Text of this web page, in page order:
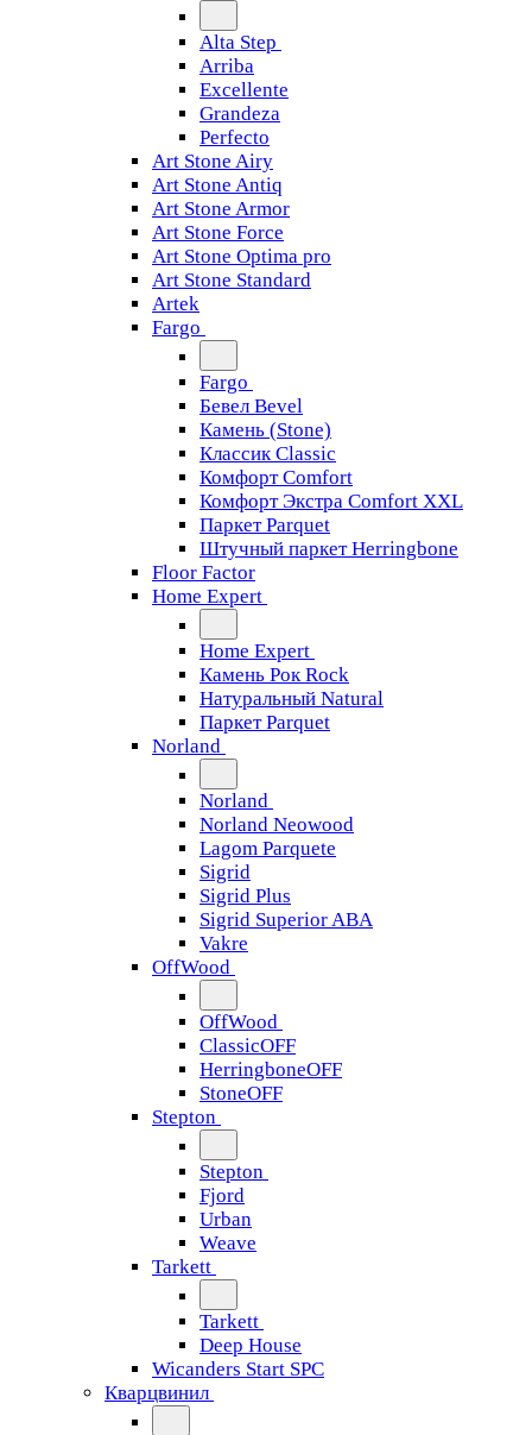
Alta Step
Arriba
Excellente
Grandeza
Perfecto
Art Stone Airy
Art Stone Antiq
Art Stone Armor
Art Stone Force
Art Stone Optima pro
Art Stone Standard
Artek
Fargo
Fargo
Бевел Bevel
Камень (Stone)
Классик Classic
Комфорт Comfort
Комфорт Экстра Comfort XXL
Паркет Parquet
Штучный паркет Herringbone
Floor Factor
Home Expert
Home Expert
Камень Рок Rock
Натуральный Natural
Паркет Parquet
Norland
Norland
Norland Neowood
Lagom Parquete
Sigrid
Sigrid Plus
Sigrid Superior ABA
Vakre
OffWood
OffWood
ClassicOFF
HerringboneOFF
StoneOFF
Stepton
Stepton
Fjord
Urban
Weave
Tarkett
Tarkett
Deep House
Wicanders Start SPC
Кварцвинил